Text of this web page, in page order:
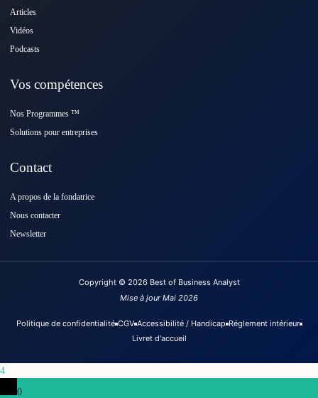
Articles
Vidéos
Podcasts
Vos compétences
Nos Programmes ™️
Solutions pour entreprises
Contact
A propos de la fondatrice
Nous contacter
Newsletter
Copyright © 2026 Best of Business Analyst
Mise à jour Mai 2026
Politique de confidentialité CGV Accessibilité / Handicap Réglement intérieur
Livret d'accueil
4
0